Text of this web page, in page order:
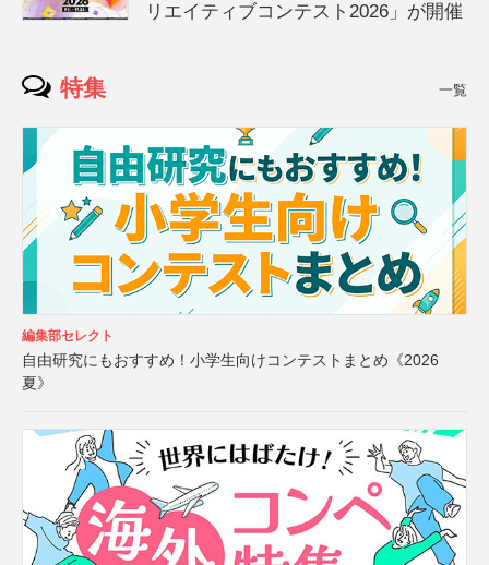
リエイティブコンテスト2026」が開催
特集 一覧
編集部セレクト
自由研究にもおすすめ！小学生向けコンテストまとめ《2026
夏》